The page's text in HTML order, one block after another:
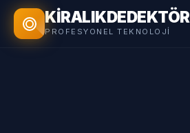
KİRALIKDEDEKTÖR
PROFESYONEL TEKNOLOJI